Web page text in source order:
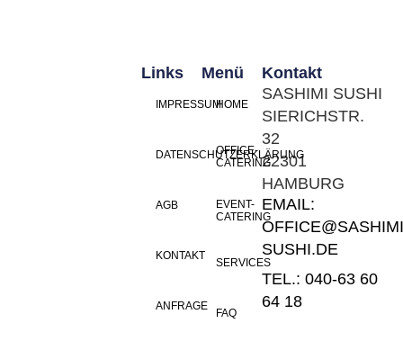
Menü
HOME
OFFICE-
CATERING
EVENT-
CATERING
SERVICES
FAQ
Links
IMPRESSUM
DATENSCHUTZERKLÄRUNG
AGB
KONTAKT
ANFRAGE
Kontakt
SASHIMI SUSHI
SIERICHSTR.
32
22301
HAMBURG
EMAIL:
SUSHI.DE
TEL.: 040-63 60
64 18